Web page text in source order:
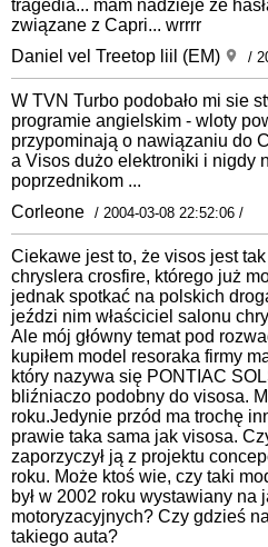
tragedia... mam nadzieje że
związane z Capri... wrrrr
Daniel vel Treetop liil (EM)
/
W TVN Turbo podobało mi sie
programie angielskim - wloty
przypominają o nawiązaniu do
a Visos dużo elektroniki i nigdy
poprzednikom ...
Corleone / 2004-03-08 22:52:06 /
Ciekawe jest to, że visos jest
chryslera crosfire, którego już
jednak spotkać na polskich
jeździ nim właściciel salonu
Ale mój główny temat pod
kupiłem model resoraka firmy
który nazywa się PONTIAC
bliźniaczo podobny do visosa.
roku.Jedynie przód ma trochę
prawie taka sama jak visosa.
zaporzyczył ją z projektu
roku. Może ktoś wie, czy taki
był w 2002 roku wystawiany na
motoryzacyjnych? Czy gdzieś
takiego auta?